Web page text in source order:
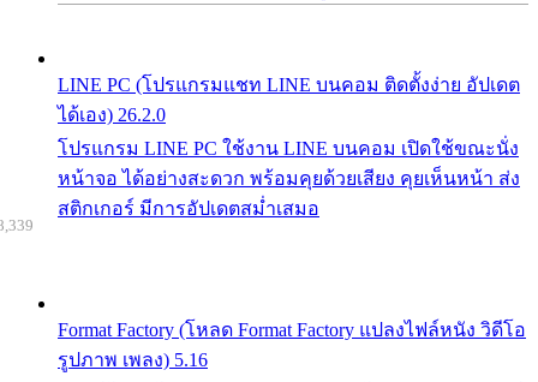
LINE PC (โปรแกรมแชท LINE บนคอม ติดตั้งง่าย อัปเดต
ได้เอง) 26.2.0
โปรแกรม LINE PC ใช้งาน LINE บนคอม เปิดใช้ขณะนั่ง
หน้าจอ ได้อย่างสะดวก พร้อมคุยด้วยเสียง คุยเห็นหน้า ส่ง
สติกเกอร์ มีการอัปเดตสม่ำเสมอ
Format Factory (โหลด Format Factory แปลงไฟล์หนัง วิดีโอ
รูปภาพ เพลง) 5.16